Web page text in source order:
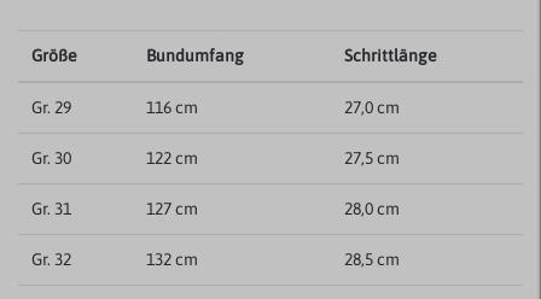
Größe Bundumfang Schrittlänge
Gr. 29 116 cm 27,0 cm
Gr. 30 122 cm 27,5 cm
Gr. 31 127 cm 28,0 cm
Gr. 32 132 cm 28,5 cm